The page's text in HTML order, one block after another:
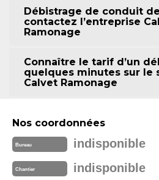
Débistrage de conduit
contactez l’entreprise
Ramonage
Connaître le tarif d’un
quelques minutes sur le
Calvet Ramonage
Nos coordonnées
Bureau indisponible
Chantier indisponible